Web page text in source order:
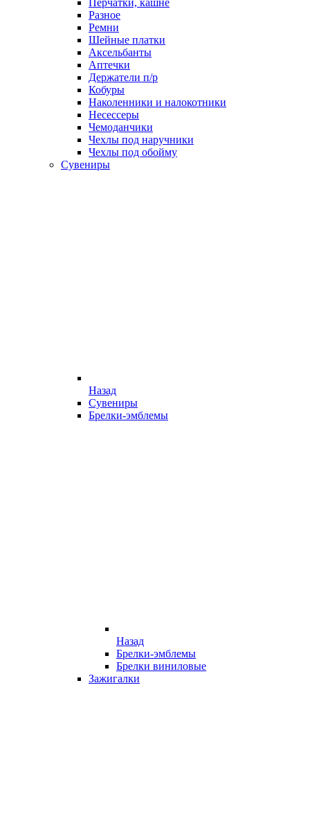
Перчатки, кашне
Разное
Ремни
Шейные платки
Аксельбанты
Аптечки
Держатели п/р
Кобуры
Наколенники и налокотники
Несессеры
Чемоданчики
Чехлы под наручники
Чехлы под обойму
Сувениры
Назад
Сувениры
Брелки-эмблемы
Назад
Брелки-эмблемы
Брелки виниловые
Зажигалки